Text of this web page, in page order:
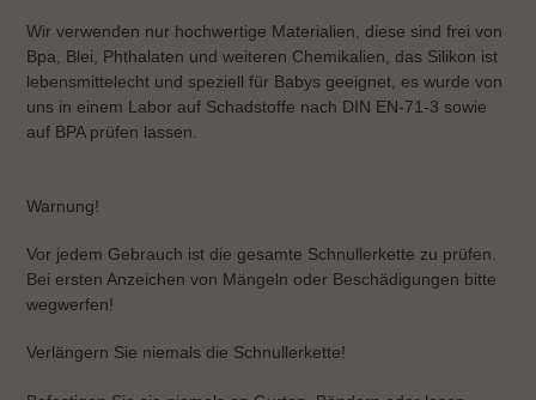
Wir verwenden nur hochwertige Materialien, diese sind frei von
Bpa, Blei, Phthalaten und weiteren Chemikalien, das Silikon ist
lebensmittelecht und speziell für Babys geeignet, es wurde von
uns in einem Labor auf Schadstoffe nach DIN EN-71-3 sowie
auf BPA prüfen lassen.
Warnung!
Vor jedem Gebrauch ist die gesamte Schnullerkette zu prüfen.
Bei ersten Anzeichen von Mängeln oder Beschädigungen bitte
wegwerfen!
Verlängern Sie niemals die Schnullerkette!